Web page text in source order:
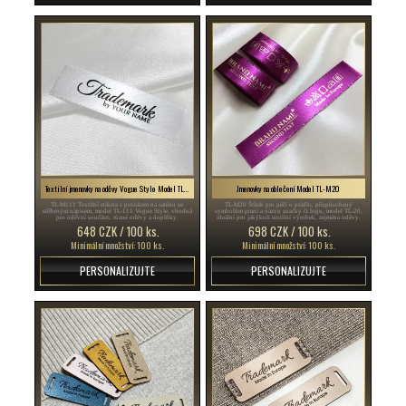
Textilní jmenovky na oděvy Vogue Style Model TL-M111
TL-M111 Textilní etiketa s potiskem na saténu se
stříbrným nápisem, model TL-111 Vogue Style, vhodná
pro oděvní součásti, různé oděvy a doplňky.
648 CZK / 100 ks.
Minimální množství: 100 ks.
PERSONALIZUJTE
Jmenovky na oblečení Model TL-M20
TL-M20 Štítek pro péči o prádlo, přizpůsobený
symbolům praní a názvu značky či logu, model TL-20,
ideální pro jakýkoli textilní výrobek, zejména oděvy.
698 CZK / 100 ks.
Minimální množství: 100 ks.
PERSONALIZUJTE